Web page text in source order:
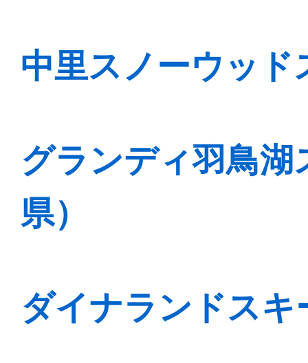
中里スノーウッド
グランディ羽鳥
県）
ダイナランドスキ